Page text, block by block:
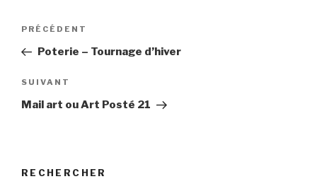
Navigation
l’article
Article
précédent
PRÉCÉDENT
Poterie – Tournage d’hiver
Article
suivant
SUIVANT
Mail art ou Art Posté 21
RECHERCHER